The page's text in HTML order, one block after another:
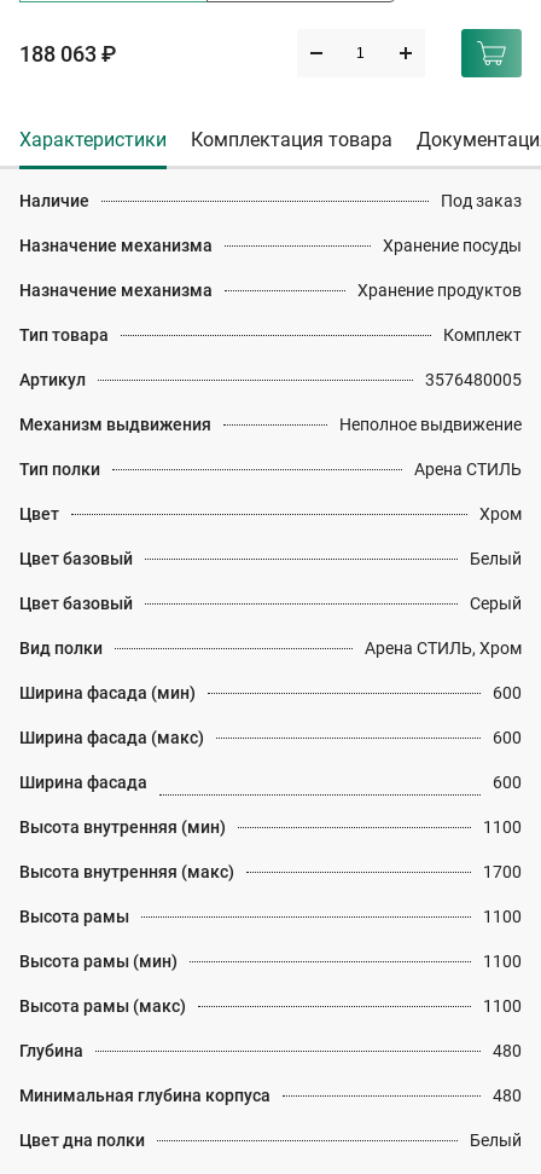
188 063 ₽
Характеристики Комплектация товара
Наличие Под заказ
Назначение механизма Хранение посуды
Назначение механизма Хранение продуктов
Тип товара Комплект
Артикул 3576480005
Механизм выдвижения Неполное выдвижение
Тип полки Арена СТИЛЬ
Цвет Хром
Цвет базовый Белый
Цвет базовый Серый
Вид полки Арена СТИЛЬ, Хром
Ширина фасада (мин) 600
Ширина фасада (макс) 600
Ширина фасада 600
Высота внутренняя (мин) 1100
Высота внутренняя (макс) 1700
Высота рамы 1100
Высота рамы (мин) 1100
Высота рамы (макс) 1100
Глубина 480
Минимальная глубина корпуса 480
Цвет дна полки Белый